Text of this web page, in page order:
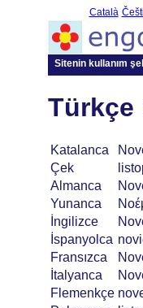
Català
Sitenin kullanım
Türkçe
Katalanca
Çek
Almanca
Yunanca
İngilizce
İspanyolca
Fransızca
İtalyanca
Flemenkçe